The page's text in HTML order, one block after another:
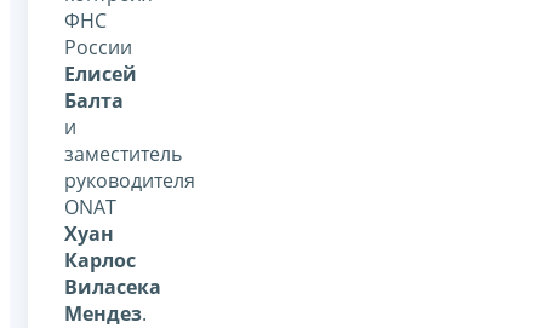
ФНС
России
Елисей
Балта
и
заместитель
руководителя
ONAT
Хуан
Карлос
Виласека
Мендез.